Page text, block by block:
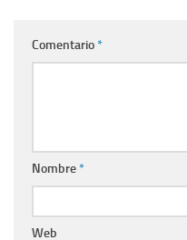
Comentario*
Nombre*
Web